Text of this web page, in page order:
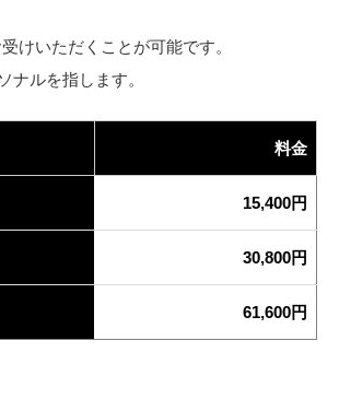
けいただくことが可能です。
ナルを指します。
料金
15,400円
30,800円
61,600円